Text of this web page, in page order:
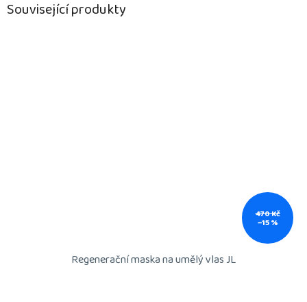
Související produkty
470 Kč
–15 %
Regenerační maska na umělý vlas JL